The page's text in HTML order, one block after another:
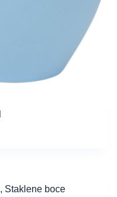
, Staklene boce